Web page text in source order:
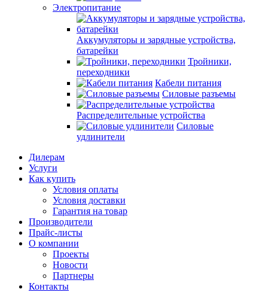
Электропитание
Аккумуляторы и зарядные устройства,
батарейки
Тройники,
переходники
Кабели питания
Силовые разъемы
Распределительные устройства
Силовые
удлинители
Дилерам
Услуги
Как купить
Условия оплаты
Условия доставки
Гарантия на товар
Производители
Прайс-листы
О компании
Проекты
Новости
Партнеры
Контакты